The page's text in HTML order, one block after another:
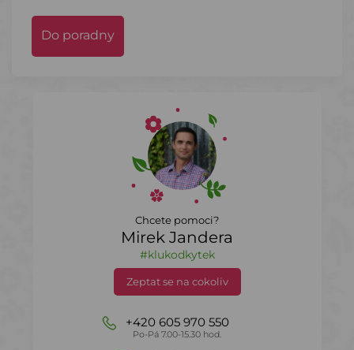
Do poradny
Chcete pomoci?
Mirek Jandera
#klukodkytek
Zeptat se na cokoliv
+420 605 970 550
Po-Pá 7.00-15.30 hod.